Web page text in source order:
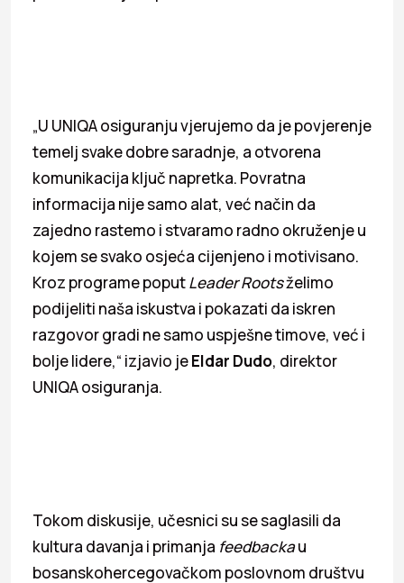
„U UNIQA osiguranju vjerujemo da je povjerenje
temelj svake dobre saradnje, a otvorena
komunikacija ključ napretka. Povratna
informacija nije samo alat, već način da
zajedno rastemo i stvaramo radno okruženje u
kojem se svako osjeća cijenjeno i motivisano.
Kroz programe poputLeader Rootsželimo
podijeliti naša iskustva i pokazati da iskren
razgovor gradi ne samo uspješne timove, već i
bolje lidere,“ izjavio jeEldar Dudo, direktor
UNIQA osiguranja.
Tokom diskusije, učesnici su se saglasili da
kultura davanja i primanja feedbackau
bosanskohercegovačkom poslovnom društvu